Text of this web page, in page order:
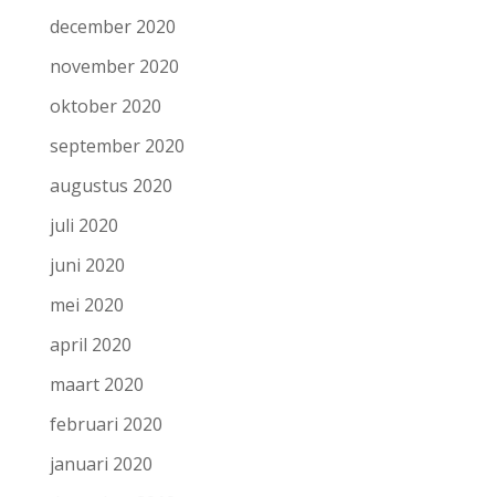
december 2020
november 2020
oktober 2020
september 2020
augustus 2020
juli 2020
juni 2020
mei 2020
april 2020
maart 2020
februari 2020
januari 2020